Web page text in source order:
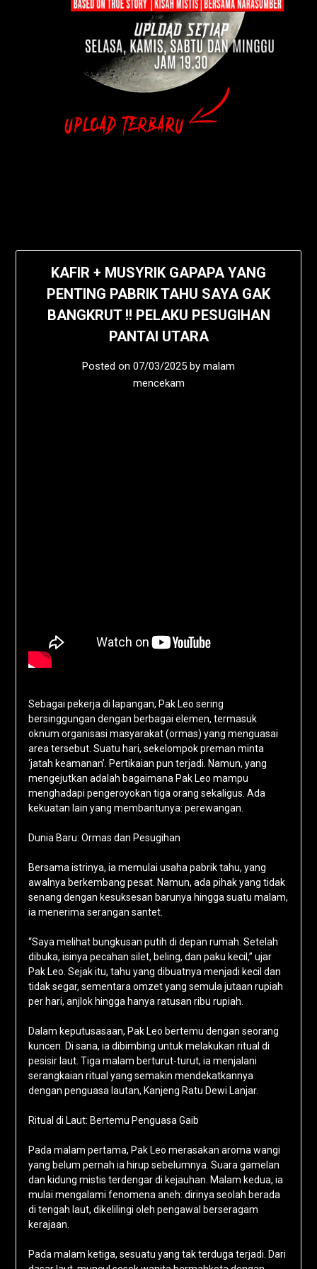
KAFIR + MUSYRIK GAPAPA YANG
PENTING PABRIK TAHU SAYA GAK
BANGKRUT !! PELAKU PESUGIHAN
PANTAI UTARA
Posted on 07/03/2025 by malam
mencekam
Sebagai pekerja di lapangan, Pak Leo sering
bersinggungan dengan berbagai elemen, termasuk
oknum organisasi masyarakat (ormas) yang menguasai
area tersebut. Suatu hari, sekelompok preman minta
‘jatah keamanan’. Pertikaian pun terjadi. Namun, yang
mengejutkan adalah bagaimana Pak Leo mampu
menghadapi pengeroyokan tiga orang sekaligus. Ada
kekuatan lain yang membantunya: perewangan.
Dunia Baru: Ormas dan Pesugihan
Bersama istrinya, ia memulai usaha pabrik tahu, yang
awalnya berkembang pesat. Namun, ada pihak yang tidak
senang dengan kesuksesan barunya hingga suatu malam,
ia menerima serangan santet.
“Saya melihat bungkusan putih di depan rumah. Setelah
dibuka, isinya pecahan silet, beling, dan paku kecil,” ujar
Pak Leo. Sejak itu, tahu yang dibuatnya menjadi kecil dan
tidak segar, sementara omzet yang semula jutaan rupiah
per hari, anjlok hingga hanya ratusan ribu rupiah.
Dalam keputusasaan, Pak Leo bertemu dengan seorang
kuncen. Di sana, ia dibimbing untuk melakukan ritual di
pesisir laut. Tiga malam berturut-turut, ia menjalani
serangkaian ritual yang semakin mendekatkannya
dengan penguasa lautan, Kanjeng Ratu Dewi Lanjar.
Ritual di Laut: Bertemu Penguasa Gaib
Pada malam pertama, Pak Leo merasakan aroma wangi
yang belum pernah ia hirup sebelumnya. Suara gamelan
dan kidung mistis terdengar di kejauhan. Malam kedua, ia
mulai mengalami fenomena aneh: dirinya seolah berada
di tengah laut, dikelilingi oleh pengawal berseragam
kerajaan.
Pada malam ketiga, sesuatu yang tak terduga terjadi. Dari